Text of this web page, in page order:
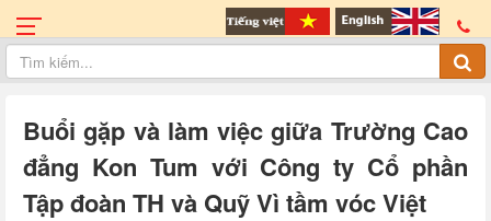
Buổi gặp và làm việc giữa Trường Cao
đẳng Kon Tum với Công ty Cổ phần
Tập đoàn TH và Quỹ Vì tầm vóc Việt